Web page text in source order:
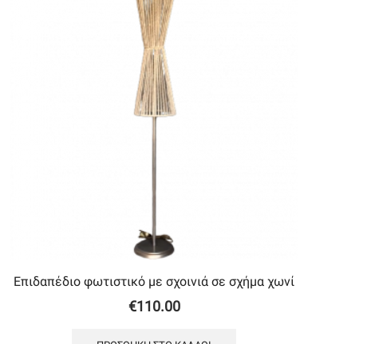
Επιδαπέδιο φωτιστικό με σχοινιά σε σχήμα χωνί
€110.00